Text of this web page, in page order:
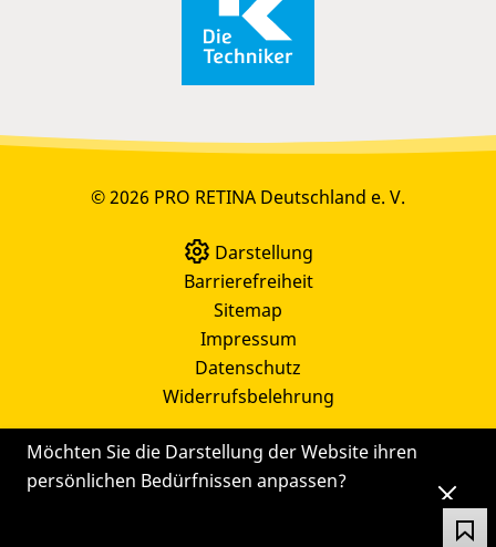
Möchten Sie die Darstellung der Website ihren
persönlichen Bedürfnissen anpassen?
© 2026 PRO RETINA Deutschland e. V.
Darstellung
Barrierefreiheit
Sitemap
Impressum
Datenschutz
Widerrufsbelehrung